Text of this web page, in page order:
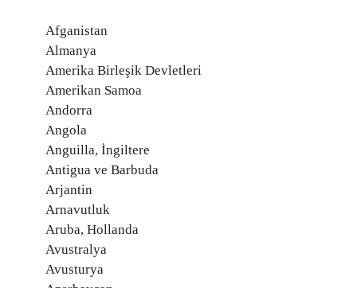
Afganistan
Almanya
Amerika Birleşik Devletleri
Amerikan Samoa
Andorra
Angola
Anguilla, İngiltere
Antigua ve Barbuda
Arjantin
Arnavutluk
Aruba, Hollanda
Avustralya
Avusturya